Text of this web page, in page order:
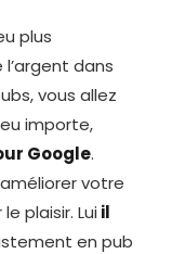
plus
dans
vous allez
importe,
Google.
votre
plaisir. Lui il
en pub